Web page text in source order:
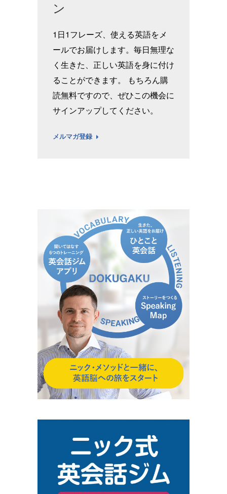
ン
1日1フレーズ、使える英語をメ
ールでお届けします。毎日無理な
く生きた、正しい英語を身に付け
ることができます。 もちろん購
読無料ですので、ぜひこの機会に
サインアップしてください。
メルマガ登録